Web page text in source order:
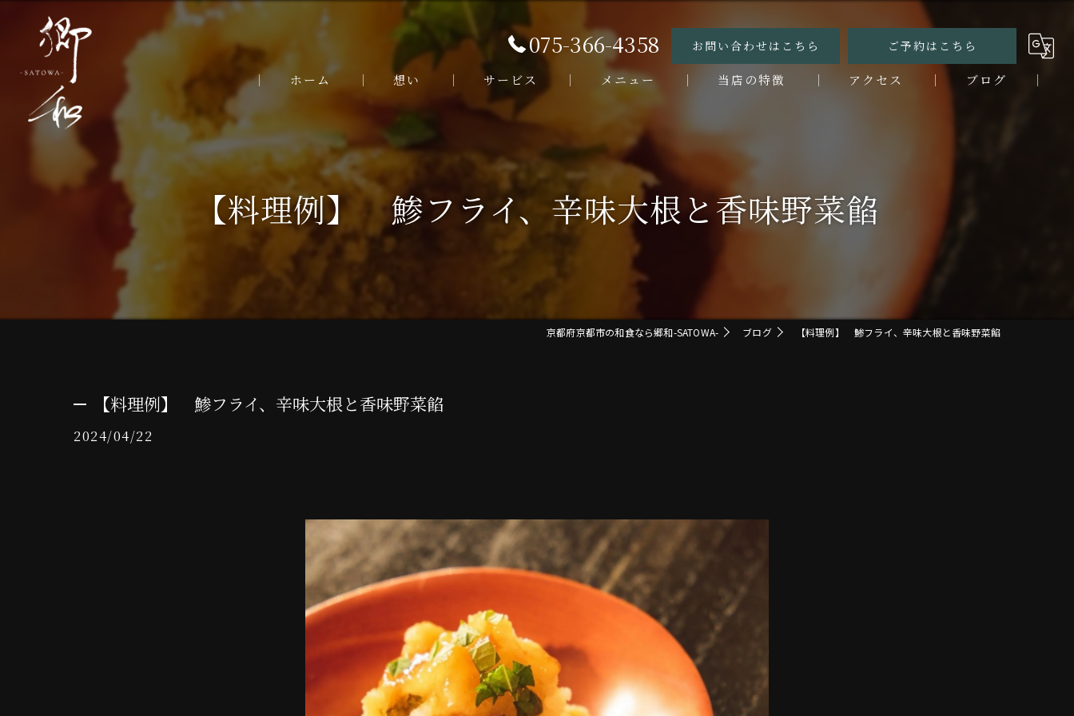
075-366-4358 お問い合わせはこちら ご予約はこちら
ホーム 想い サービス
よくある質問
メニュー
ディナーメニュー
当店の特徴
うなぎ
アクセス ブログ
【料理例】 鯵フライ、辛味大根と香味野菜餡
京都府京都市の和食なら郷和-SATOWA- ブログ 【料理例】 鯵フライ、辛味大根と香味野菜餡
【料理例】 鯵フライ、辛味大根と香味野菜餡
2024/04/22